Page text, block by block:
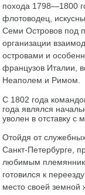
похода 1798—1800
флотоводец,
Семи Островов под
организации
островами и
французов Италии,
Неаполем и Римом.
С 1802 года
года являлся
уволен в отставку с
Отойдя от
Санкт-Петербурге,
любимым
готовился к
место своей земной